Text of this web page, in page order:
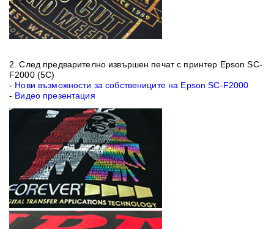
2. След предварително извършен печат с принтер Epson SC-
F2000 (5C)
- Нови възможности за собствениците на Epson SC-F2000
- Видео презентация